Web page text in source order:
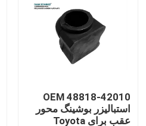
کنترل کیفیت
با ما تماس بگیرید
موارد
OEM 48818-42010
استبالیزر بوشینگ محور
عقب برای Toyota